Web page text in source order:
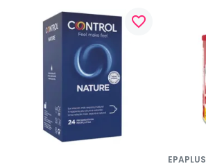
favorite_border
EPAPLUS